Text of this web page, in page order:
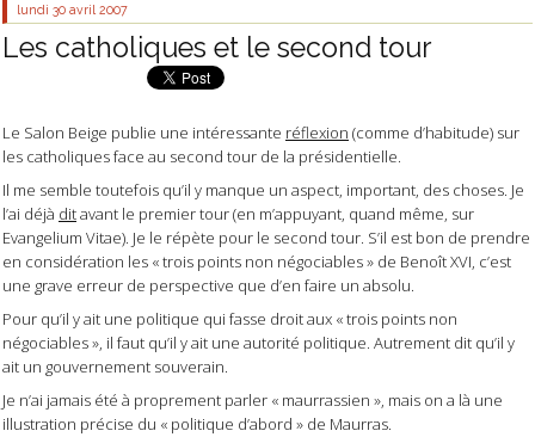
lundi 30 avril 2007
Les catholiques et le second tour
Le Salon Beige publie une intéressante réflexion (comme d’habitude) sur
les catholiques face au second tour de la présidentielle.
Il me semble toutefois qu’il y manque un aspect, important, des choses. Je
l’ai déjà ditavant le premier tour (en m’appuyant, quand même, sur
Evangelium Vitae). Je le répète pour le second tour. S’il est bon de prendre
en considération les « trois points non négociables » de Benoît XVI, c’est
une grave erreur de perspective que d’en faire un absolu.
Pour qu’il y ait une politique qui fasse droit aux « trois points non
négociables », il faut qu’il y ait une autorité politique. Autrement dit qu’il y
ait un gouvernement souverain.
Je n’ai jamais été à proprement parler « maurrassien », mais on a là une
illustration précise du « politique d’abord » de Maurras.